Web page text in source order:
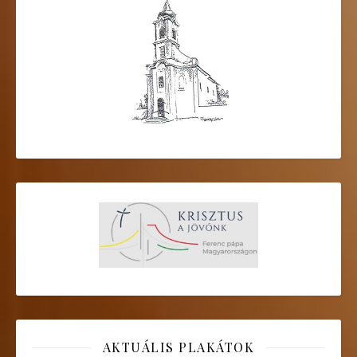
AKTUÁLIS PLAKÁTOK